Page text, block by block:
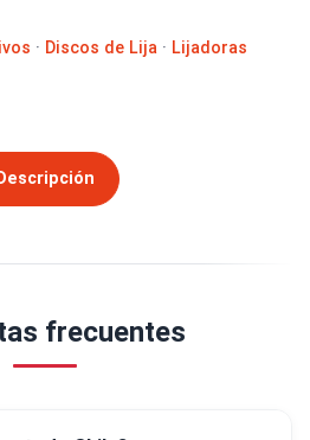
· Discos de Lija · Lijadoras
Descripción
frecuentes